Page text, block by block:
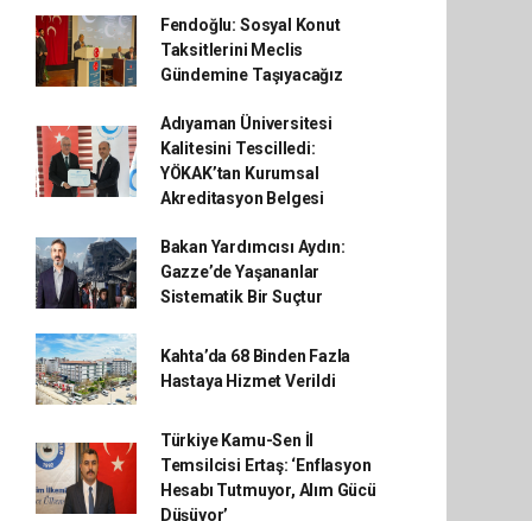
Fendoğlu: Sosyal Konut
Taksitlerini Meclis
Gündemine Taşıyacağız
Adıyaman Üniversitesi
Kalitesini Tescilledi:
YÖKAK’tan Kurumsal
Akreditasyon Belgesi
Bakan Yardımcısı Aydın:
Gazze’de Yaşananlar
Sistematik Bir Suçtur
Kahta’da 68 Binden Fazla
Hastaya Hizmet Verildi
Türkiye Kamu-Sen İl
Temsilcisi Ertaş: ‘Enflasyon
Hesabı Tutmuyor, Alım Gücü
Düşüyor’